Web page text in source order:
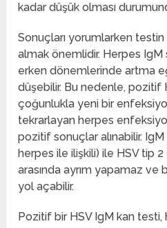
kadar düşük olması
Sonuçları yorumlarken testin
almak önemlidir. Herpes
erken dönemlerinde artma
düşebilir. Bu nedenle, pozitif
çoğunlukla yeni bir
tekrarlayan herpes
pozitif sonuçlar alınabilir.
herpes ile ilişkili) ile HSV tip
arasında ayrım yapamaz ve
yol açabilir.
Pozitif bir HSV IgM kan